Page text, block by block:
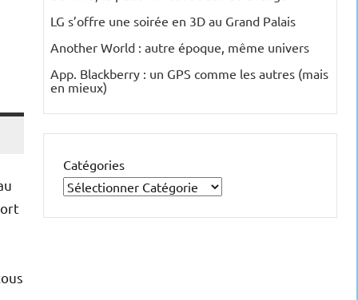
LG s’offre une soirée en 3D au Grand Palais
Another World : autre époque, même univers
App. Blackberry : un GPS comme les autres (mais
en mieux)
Catégories